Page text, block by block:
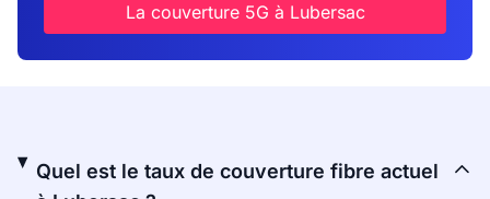
La couverture 5G à Lubersac
Quel est le taux de couverture fibre actuel